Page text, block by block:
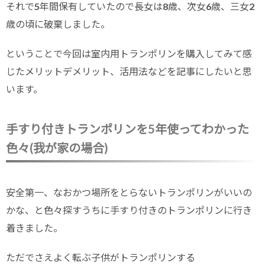
それで5年間保有していたので長女は8歳、次女6歳、三女2
歳の頃に破棄しました。
ということで今回は室内用トランポリンを購入してみて感
じたメリットデメリット、活用法などを記事にしたいと思
います。
手すり付きトランポリンを5年使ってわかった
色々(我が家の場合)
安全第一、なおかつ場所をとらないトランポリンがいいの
かな、と色々探すうちに手すり付きのトランポリンに行き
着きました。
ただでさえよく転ぶ子供がトランポリンする